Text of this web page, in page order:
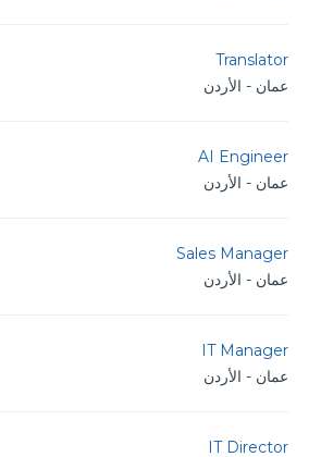
Translator
عمان - الأردن
AI Engineer
عمان - الأردن
Sales Manager
عمان - الأردن
IT Manager
عمان - الأردن
IT Director